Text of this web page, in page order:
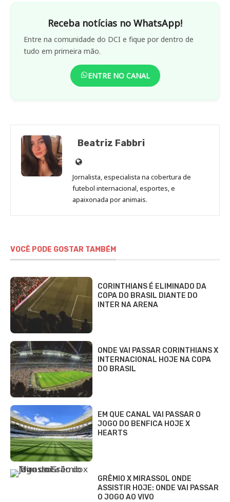
Receba notícias no WhatsApp!
Entre na comunidade do DCI e fique por dentro de
tudo em primeira mão.
ENTRE NO CANAL
Beatriz Fabbri
Site
de
Beatriz
Fabbri
Jornalista, especialista na cobertura de
futebol internacional, esportes, e
apaixonada por animais.
VOCÊ PODE GOSTAR TAMBÉM
CORINTHIANS É ELIMINADO DA
COPA DO BRASIL DIANTE DO
INTER NA ARENA
ONDE VAI PASSAR CORINTHIANS X
INTERNACIONAL HOJE NA COPA
DO BRASIL
EM QUE CANAL VAI PASSAR O
JOGO DO BENFICA HOJE X
HEARTS
GRÊMIO X MIRASSOL ONDE
ASSISTIR HOJE: ONDE VAI PASSAR
O JOGO AO VIVO